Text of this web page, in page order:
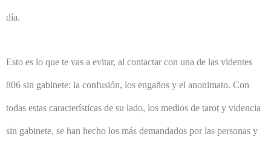
día.
Esto es lo que te vas a evitar, al contactar con una de las videntes
806 sin gabinete: la confusión, los engaños y el anonimato. Con
todas estas características de su lado, los medios de tarot y videncia
sin gabinete, se han hecho los más demandados por las personas y